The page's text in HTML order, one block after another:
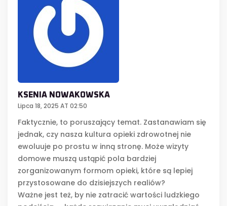
KSENIA NOWAKOWSKA
Lipca 18, 2025 AT 02:50
Faktycznie, to poruszający temat. Zastanawiam się
jednak, czy nasza kultura opieki zdrowotnej nie
ewoluuje po prostu w inną stronę. Może wizyty
domowe muszą ustąpić pola bardziej
zorganizowanym formom opieki, które są lepiej
przystosowane do dzisiejszych realiów?
Ważne jest też, by nie zatracić wartości ludzkiego